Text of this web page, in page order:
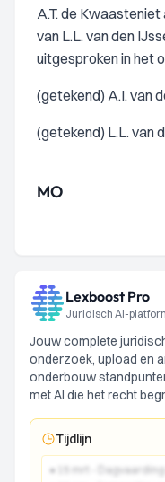
A.T. de
van L.L. van den
uitgesproken in het
(getekend) A.I. van
(getekend) L.L. van
MO
Lexboost Pro
Juridisch AI-
Jouw complete
onderzoek, upload en
onderbouw
met AI die het recht
Tijdlijn
● 15 mrt -